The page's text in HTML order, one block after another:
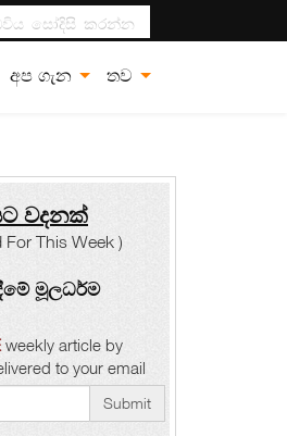
සෝදිසි
අප ගැන තව
වදනක්
For This Week )
මූලධර්ම
weekly article by
to your email
Submit